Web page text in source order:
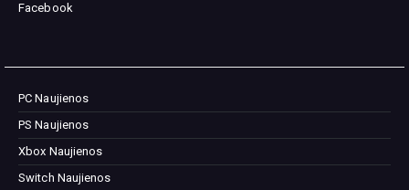
Facebook
PC Naujienos
PS Naujienos
Xbox Naujienos
Switch Naujienos